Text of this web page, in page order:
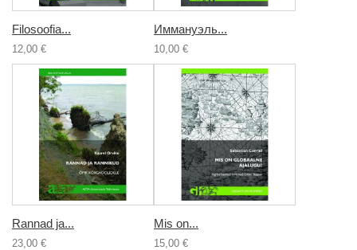
Filosoofia...
12,00 €
Иммануэль...
10,00 €
Rannad ja...
23,00 €
Mis on...
15,00 €